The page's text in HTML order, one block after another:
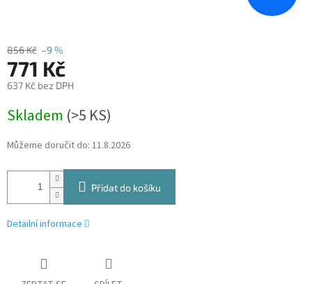
856 Kč –9 %
771 Kč
637 Kč bez DPH
cena:
Skladem (>5 KS)
Můžeme doručit do: 11.8.2026
Přidat do košíku
Detailní informace